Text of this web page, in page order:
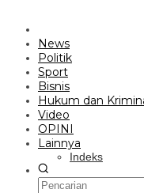
News
Politik
Sport
Bisnis
Hukum dan
Video
OPINI
Lainnya
Indeks